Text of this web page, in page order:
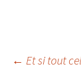
← Et si tout